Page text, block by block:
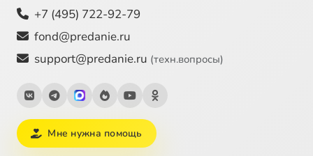
+7 (495) 722-92-79
fond@predanie.ru
support@predanie.ru (техн.вопросы)
Мне нужна помощь